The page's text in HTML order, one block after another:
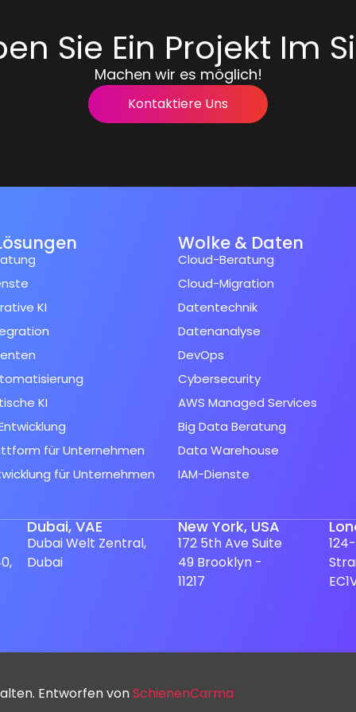
Sie Ein Projekt Im
Machen wir es möglich!
Kontaktiere Uns
KI
KI
für Unternehmen
für Unternehmen
Wolke & Daten
Cloud-Beratung
Cloud-Migration
Datentechnik
Datenanalyse
DevOps
Cybersecurity
AWS Managed Services
Big Data Beratung
Data Warehouse
IAM-Dienste
Dubai, VAE
Dubai Welt Zentral,
Dubai
New York, USA
172 5th Ave Suite
49 Brooklyn -
11217
Entworfen vonSchienenCarma